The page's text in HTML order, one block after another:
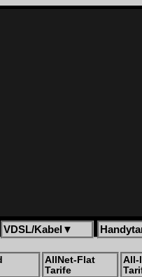
VDSL/Kabel ▼
AllNet-Flat
Tarife
All-